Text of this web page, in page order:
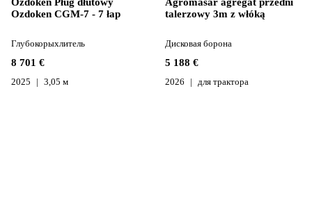
Ozdoken CGM-7 - 7 łap
8 701 €
Глубокорыхлитель
2025 3,05 м
talerzowy 3m z włóką
5 188 €
Дисковая борона
2026 для трактора